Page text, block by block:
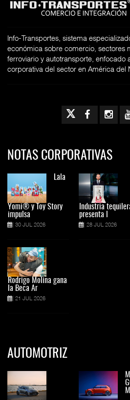
Info-Transportes, sistema
económica sobre comercio, sectores
ferroviario y autotransporte, enfocado
corporativa del sector en América del
NOTAS CORPORATIVAS
Lala
Yomi® y Toy Story
impulsa
30 JUL 2026
Rodrigo Molina gana
la Beca Ar
21 JUL 2026
Industria
presenta l
28 JUL 2026
AUTOMOTRIZ